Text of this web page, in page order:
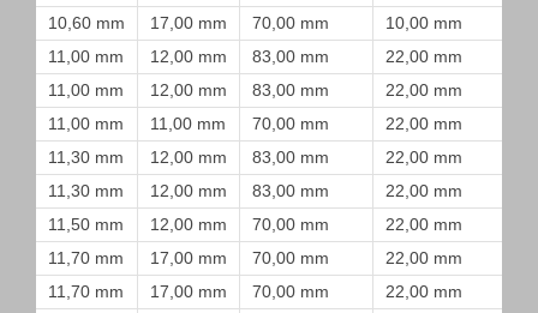
10,60 mm
17,00 mm 70,00 mm
10,00 mm
11,00 mm
12,00 mm 83,00 mm
22,00 mm
11,00 mm
12,00 mm 83,00 mm
22,00 mm
11,00 mm
11,00 mm 70,00 mm
22,00 mm
11,30 mm
12,00 mm 83,00 mm
22,00 mm
11,30 mm
12,00 mm 83,00 mm
22,00 mm
11,50 mm
12,00 mm 70,00 mm
22,00 mm
11,70 mm
17,00 mm 70,00 mm
22,00 mm
11,70 mm
17,00 mm 70,00 mm
22,00 mm